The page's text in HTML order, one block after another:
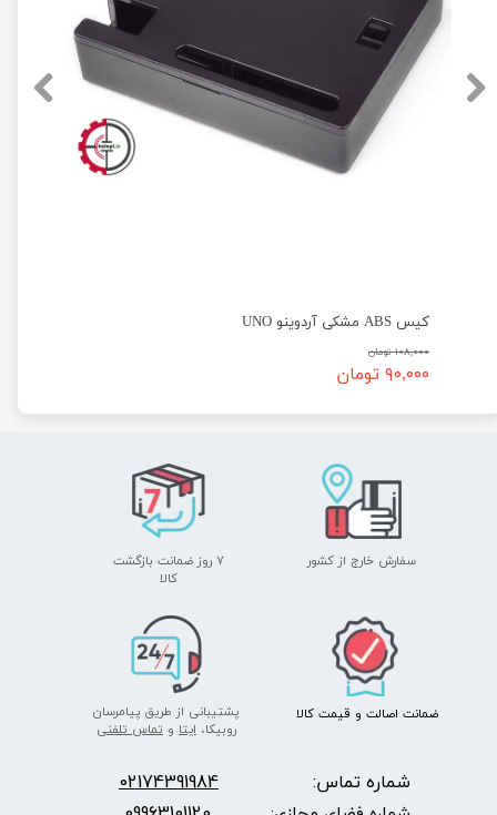
کیس ABS مشکی آردوینو UNO
۱۰۸,۰۰۰ تومان
۹۰,۰۰۰ تومان
پشتیبانی از طریق پیامرسان
روبیکا،ایتا وتماس تلفنی
سفارش خارج از کشور
۷ روز ضمانت بازگشت
​​​​​​​کالا
ضمانت اصالت و قیمت​​​​​​​ کالا ​​​​​​​
شماره تماس: 02174391984